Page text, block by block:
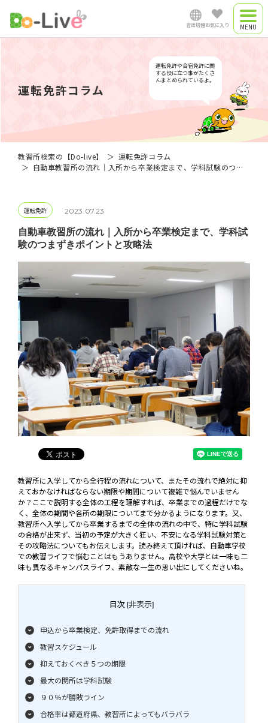
言語切替
中文简体
Myanmar
お気に入り
合宿プラン
通学教習所
運転免許コラム
運転免許や合宿免許に関
する役に立つ事がたくさ
んまとめられているよ。
教習所検索の【Do-live】
運転免許コラム
自動車教習所の流れ｜入所から卒業検定まで、学科試験のつまずきポイントと攻略法
運転免許 2023.07.23
自動車教習所の流れ｜入所から卒業検定まで、学科試
験のつまずきポイントと攻略法
教習所に入学してから全行程の流れについて、またその流れで絶対に抑
えておかなければならない期限や期間について複雑で悩んでいません
か？ここで説明する全体の工程を理解すれば、卒業までの過程だけでな
く、全体の期間や各所の期限についてまで分かるようになります。又、
教習所へ入学してから卒業するまでの全体の流れの中で、特に学科試験
の合格が出来ず、当初の予定が大きく狂い、不安になる学科試験対策と
その攻略法についてもお伝えします。読み終えて頂ければ、自動車学校
での教習ライフで悩むことはもうありません。高校や大学とは一味も二
味も異なるキャンパスライフ、素敵な一生の思い出にしてくださいね。
目次 [非表示]
申込から卒業検定、免許取得までの流れ
教習スケジュール
抑えておくべき５つの期限
最大の関所は学科試験
９０％が勝敗ライン
合格率は都道府県、教習所によってもバラバラ